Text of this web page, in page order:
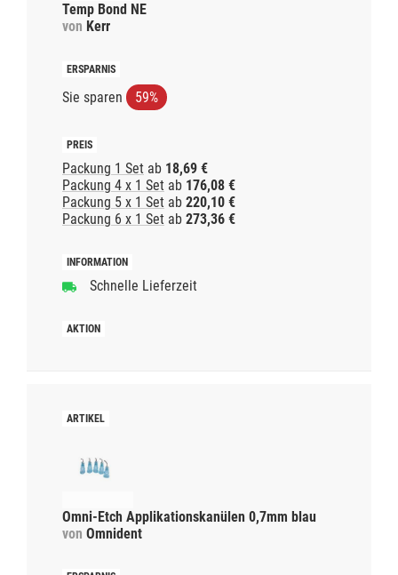
Temp Bond NE
von Kerr
Sie sparen 59%
Packung 1 Set ab 18,69 €
Packung 4 x 1 Set ab 176,08 €
Packung 5 x 1 Set ab 220,10 €
Packung 6 x 1 Set ab 273,36 €
Schnelle Lieferzeit
Omni-Etch Applikationskanülen 0,7mm blau
von Omnident